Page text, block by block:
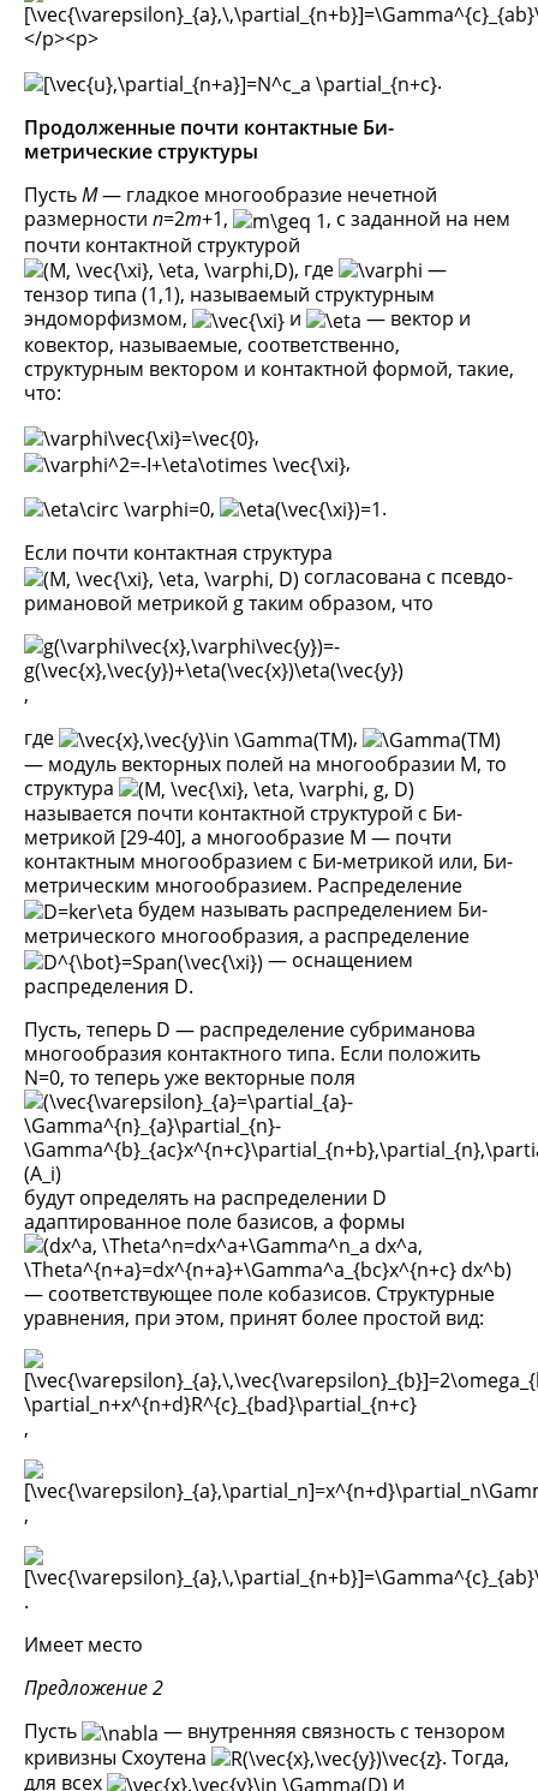
.
Продолженные почти контактные Би-
метрические структуры
ПустьM— гладкое многообразие нечетной
размерности n=2m+1,
, с заданной на нем
почти контактной структурой
, где
—
тензор типа (1,1), называемый структурным
эндоморфизмом,
и
— вектор и
ковектор, называемые, соответственно,
структурным вектором и контактной формой, такие,
что:
,
,
,
.
Если почти контактная структура
согласована с псевдо-
римановой метрикой g таким образом, что
,
где
,
— модуль векторных полей на многообразии M, то
структура
называется почти контактной структурой с Би-
метрикой [29-40], а многообразие M — почти
контактным многообразием с Би-метрикой или, Би-
метрическим многообразием. Распределение
будем называть распределением Би-
метрического многообразия, а распределение
— оснащением
распределения D.
Пусть, теперь D — распределение субриманова
многообразия контактного типа. Если положить
N=0, то теперь уже векторные поля
будут определять на распределении D
адаптированное поле базисов, а формы
— соответствующее поле кобазисов. Структурные
уравнения, при этом, принят более простой вид:
,
,
.
Имеет место
Предложение 2
Пусть
— внутренняя связность с тензором
кривизны Схоутена
. Тогда,
для всех
и